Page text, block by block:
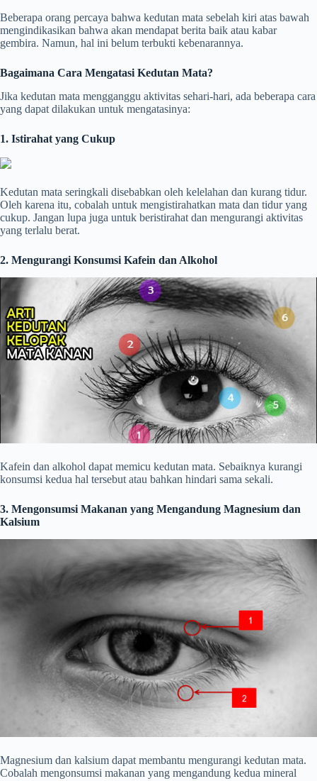
Beberapa orang percaya bahwa kedutan mata sebelah kiri atas bawah
mengindikasikan bahwa akan mendapat berita baik atau kabar
gembira. Namun, hal ini belum terbukti kebenarannya.
Bagaimana Cara Mengatasi Kedutan Mata?
Jika kedutan mata mengganggu aktivitas sehari-hari, ada beberapa cara
yang dapat dilakukan untuk mengatasinya:
1. Istirahat yang Cukup
Kedutan mata seringkali disebabkan oleh kelelahan dan kurang tidur.
Oleh karena itu, cobalah untuk mengistirahatkan mata dan tidur yang
cukup. Jangan lupa juga untuk beristirahat dan mengurangi aktivitas
yang terlalu berat.
2. Mengurangi Konsumsi Kafein dan Alkohol
Kafein dan alkohol dapat memicu kedutan mata. Sebaiknya kurangi
konsumsi kedua hal tersebut atau bahkan hindari sama sekali.
3. Mengonsumsi Makanan yang Mengandung Magnesium dan
Kalsium
Magnesium dan kalsium dapat membantu mengurangi kedutan mata.
Cobalah mengonsumsi makanan yang mengandung kedua mineral